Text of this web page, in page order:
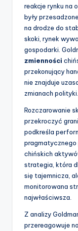
reakcje rynku na
były
na drodze do
skoki, rynek
gospodarki.
zmienności
przekonujący
nie znajduje
zmianach polityki.
Rozczarowanie
przekroczyć
podkreśla
pragmatycznego
chińskich
strategia, która
się tajemnicza,
monitorowana
najwłaściwsza.
Z analizy
przereagowuje